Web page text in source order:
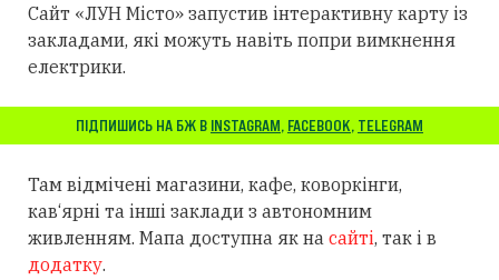
Сайт «ЛУН Місто» запустив інтерактивну карту із
закладами, які можуть навіть попри вимкнення
електрики.
ПІДПИШИСЬ НА БЖ В INSTAGRAM, FACEBOOK, TELEGRAM
Там відмічені магазини, кафе, коворкінги,
кав‘ярні та інші заклади з автономним
живленням. Мапа доступна як на сайті, так і в
додатку.